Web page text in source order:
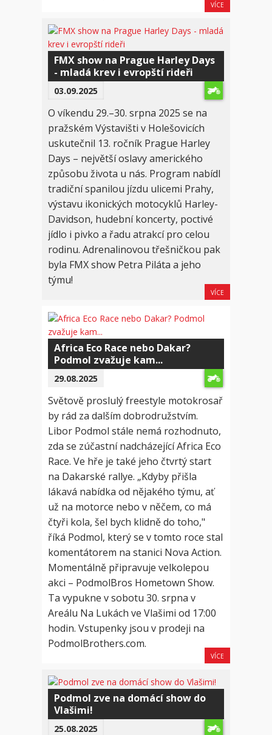
VÍCE
FMX show na Prague Harley Days
- mladá krev i evropští rideři
03.09.2025
O víkendu 29.–30. srpna 2025 se na
pražském Výstavišti v Holešovicích
uskutečnil 13. ročník Prague Harley
Days – největší oslavy amerického
způsobu života u nás. Program nabídl
tradiční spanilou jízdu ulicemi Prahy,
výstavu ikonických motocyklů Harley-
Davidson, hudební koncerty, poctivé
jídlo i pivko a řadu atrakcí pro celou
rodinu. Adrenalinovou třešničkou pak
byla FMX show Petra Piláta a jeho
týmu!
VÍCE
Africa Eco Race nebo Dakar?
Podmol zvažuje kam...
29.08.2025
Světově proslulý freestyle motokrosař
by rád za dalším dobrodružstvím.
Libor Podmol stále nemá rozhodnuto,
zda se zúčastní nadcházející Africa Eco
Race. Ve hře je také jeho čtvrtý start
na Dakarské rallye. „Kdyby přišla
lákavá nabídka od nějakého týmu, ať
už na motorce nebo v něčem, co má
čtyři kola, šel bych klidně do toho,"
říká Podmol, který se v tomto roce stal
komentátorem na stanici Nova Action.
Momentálně připravuje velkolepou
akci – PodmolBros Hometown Show.
Ta vypukne v sobotu 30. srpna v
Areálu Na Lukách ve Vlašimi od 17:00
hodin. Vstupenky jsou v prodeji na
PodmolBrothers.com.
VÍCE
Podmol zve na domácí show do
Vlašimi!
25.08.2025